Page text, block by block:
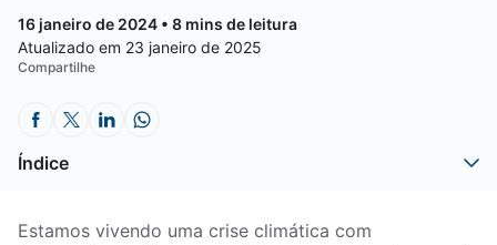
16 janeiro de 2024 • 8 mins de leitura
Atualizado em 23 janeiro de 2025
Compartilhe
Índice
Estamos vivendo uma crise climática com